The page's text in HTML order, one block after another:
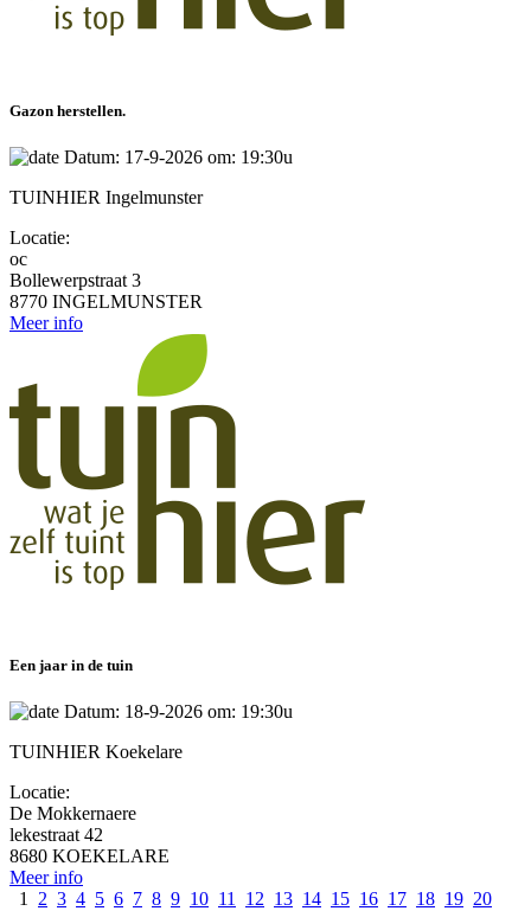
Gazon herstellen.
Datum: 17-9-2026 om: 19:30u
TUINHIER Ingelmunster
Locatie:
oc
Bollewerpstraat 3
8770 INGELMUNSTER
Meer info
Een jaar in de tuin
Datum: 18-9-2026 om: 19:30u
TUINHIER Koekelare
Locatie:
De Mokkernaere
lekestraat 42
8680 KOEKELARE
Meer info
1 2 3 4 5 6 7 8 9 10 11 12 13 14 15 16 17 18 19 20